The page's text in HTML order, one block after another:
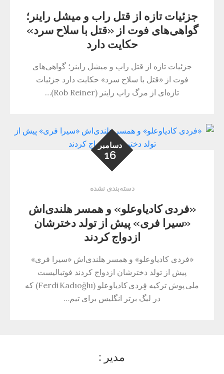
جزئیات تازه از قتل راب و میشل راینر؛
گواهی‌های فوت از «قتل با سلاح سرد»
حکایت دارد
جزئیات تازه از قتل راب و میشل راینر؛ گواهی‌های
فوت از «قتل با سلاح سرد» حکایت دارد جزئیات
تازه‌ای از مرگ راب راینر (Rob Reiner)…
دسامبر
16
دسته‌بندی نشده
«فردی کادیاوعلو» و همسر هلندی‌اش
«سیرا فری» پیش از تولد دخترشان
ازدواج کردند
«فردی کادیاوعلو» و همسر هلندی‌اش «سیرا فری»
پیش از تولد دخترشان ازدواج کردند فوتبالیست
ملی پوش ترکیه فِردی کادیاوعلو (Ferdi Kadıoğlu) که
در لیگ برتر انگلیس برای تیم…
مدیر :